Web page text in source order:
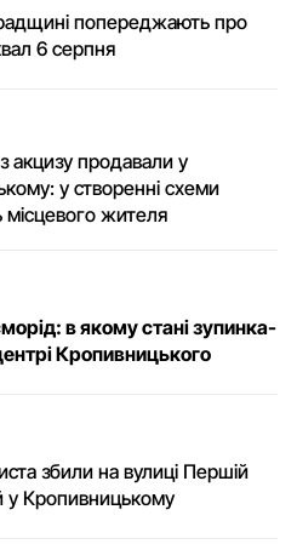
попереджають про
6 серпня
акцизу продавали у
у створенні схеми
місцевого жителя
в якому стані зупинка-
Кропивницького
збили на вулиці Першій
у Кропивницькому